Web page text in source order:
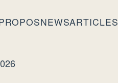
NEWSARTICLES